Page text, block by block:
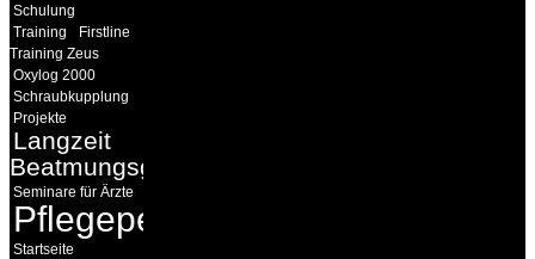
Schulung
Training
Firstline
Training Zeus
Oxylog 2000
Schraubkupplung
Projekte
Langzeit
Beatmungsgeräte
Seminare für Ärzte
Pflegepersonal
Startseite